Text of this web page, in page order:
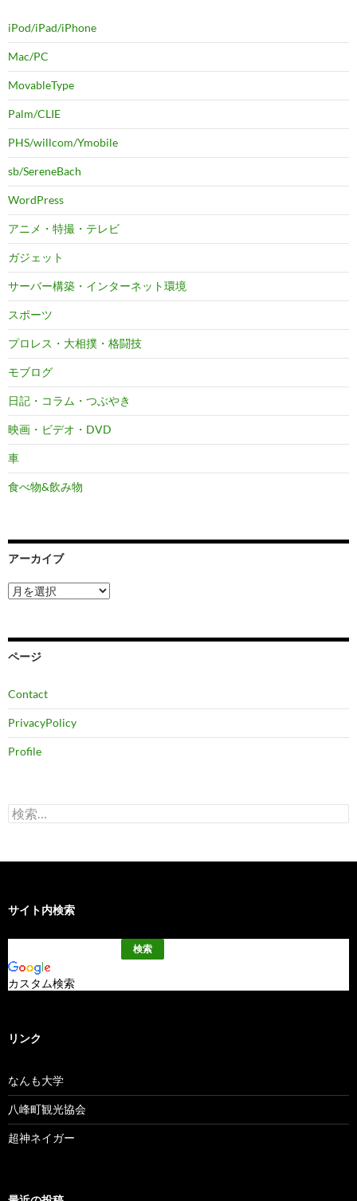
iPod/iPad/iPhone
Mac/PC
MovableType
Palm/CLIE
PHS/willcom/Ymobile
sb/SereneBach
WordPress
アニメ・特撮・テレビ
ガジェット
サーバー構築・インターネット環境
スポーツ
プロレス・大相撲・格闘技
モブログ
日記・コラム・つぶやき
映画・ビデオ・DVD
車
食べ物&飲み物
アーカイブ
ア
ー
ブ
ページ
Contact
PrivacyPolicy
Profile
検
索:
サイト内検索
カスタム検索
リンク
なんも大学
八峰町観光協会
超神ネイガー